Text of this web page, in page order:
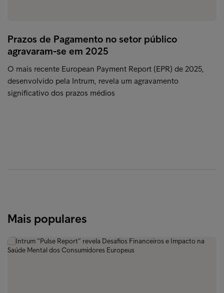
Prazos de Pagamento no setor público
agravaram-se em 2025
O mais recente European Payment Report (EPR) de 2025,
desenvolvido pela Intrum, revela um agravamento
significativo dos prazos médios
Mais populares